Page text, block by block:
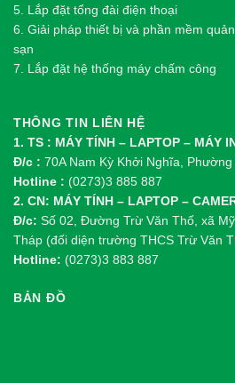
5. Lắp đặt tổng đài điện thoại
6. Giải pháp thiết bị và phần mềm
sạn
7. Lắp đặt hệ thống máy chấm công
THÔNG TIN LIÊN HỆ
1. TS : MÁY TÍNH – LAPTOP – MÁY
Đ/c : 70A Nam Kỳ Khởi Nghĩa,
Hotline : (0273)3 885 887
2. CN: MÁY TÍNH – LAPTOP –
Đ/c: Số 02, Đường Trừ Văn Thố, xã
Tháp (đối diện trường THCS Trừ Văn
Hotline: (0273)3 883 887
BẢN ĐỒ